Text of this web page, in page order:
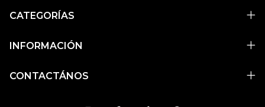
CATEGORÍAS
INFORMACIÓN
CONTACTÁNOS